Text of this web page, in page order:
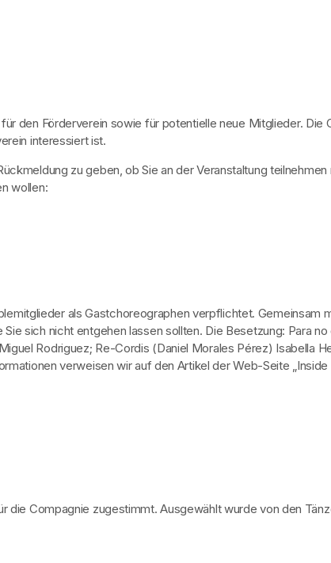
den Förderverein sowie für potentielle neue Mitglieder. Die
interessiert ist.
zu geben, ob Sie an der Veranstaltung
wollen:
als Gastchoreographen verpflichtet. Gemeinsam
sich nicht entgehen lassen sollten. Die Besetzung: Para
Rodriguez; Re-Cordis (Daniel Morales Pérez) Isabella
verweisen wir auf den Artikel der Web-Seite „Inside
Compagnie zugestimmt. Ausgewählt wurde von den